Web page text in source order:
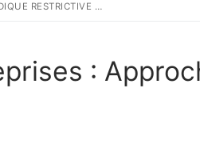
RESTRICTIVE …
: